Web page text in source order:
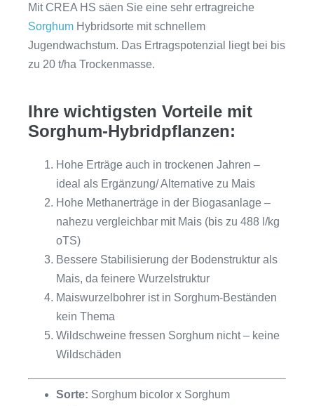
Mit CREA HS säen Sie eine sehr ertragreiche
Sorghum Hybridsorte mit schnellem
Jugendwachstum. Das Ertragspotenzial liegt bei bis
zu 20 t/ha Trockenmasse.
Ihre wichtigsten Vorteile mit
Sorghum-Hybridpflanzen:
Hohe Erträge auch in trockenen Jahren –
ideal als Ergänzung/ Alternative zu Mais
Hohe Methanerträge in der Biogasanlage –
nahezu vergleichbar mit Mais (bis zu 488 l/kg
oTS)
Bessere Stabilisierung der Bodenstruktur als
Mais, da feinere Wurzelstruktur
Maiswurzelbohrer ist in Sorghum-Beständen
kein Thema
Wildschweine fressen Sorghum nicht – keine
Wildschäden
Sorte: Sorghum bicolor x Sorghum